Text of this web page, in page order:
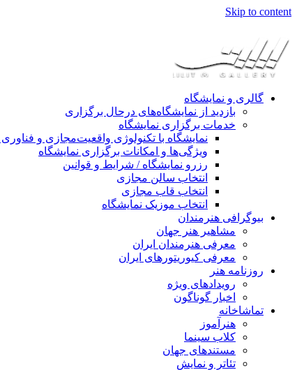
Skip to content
گالری و نمایشگاه
بازدید از نمایشگاه‌های درحال برگزاری
خدمات برگزاری نمایشگاه
نمایشگاه با تکنولوژی واقعیت‌مجازی و
ویژگی‌ها و امکانات برگزاری نمایشگاه
رزرو نمایشگاه / شرایط و قوانین
انتخاب سالن مجازی
انتخاب قاب مجازی
انتخاب موزیک نمایشگاه
بیوگرافی هنرمندان
مشاهیر هنر جهان
معرفی هنرمندان ایران
معرفی کیوریتورهای ایران
روزنامه هنر
رویدادهای ویژه
اخبار گوناگون
تماشاخانه
هنرآموز
کلاب سینما
مستندهای جهان
تئاتر و نمایش